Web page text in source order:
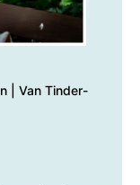
| Van Tinder-